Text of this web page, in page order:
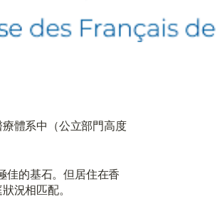
體系中（公立部門高度
佳的基石。但居住在香
況相匹配。